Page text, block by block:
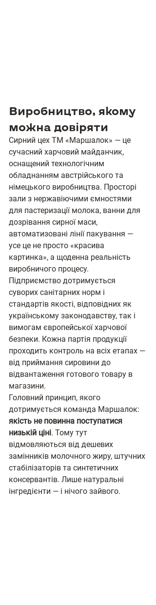
Виробництво, якому
можна довіряти
Сирний цех ТМ «Маршалок» — це
сучасний харчовий майданчик,
оснащений технологічним
обладнанням австрійського та
німецького виробництва. Просторі
зали з нержавіючими ємностями
для пастеризації молока, ванни для
дозрівання сирної маси,
автоматизовані лінії пакування —
усе це не просто «красива
картинка», а щоденна реальність
виробничого процесу.
Підприємство дотримується
суворих санітарних норм і
стандартів якості, відповідних як
українському законодавству, так і
вимогам європейської харчової
безпеки. Кожна партія продукції
проходить контроль на всіх етапах —
від приймання сировини до
відвантаження готового товару в
магазини.
Головний принцип, якого
дотримується команда Маршалок:
якість не повинна поступатися
низькій ціні. Тому тут
відмовляються від дешевих
замінників молочного жиру, штучних
стабілізаторів та синтетичних
консервантів. Лише натуральні
інгредієнти — і нічого зайвого.